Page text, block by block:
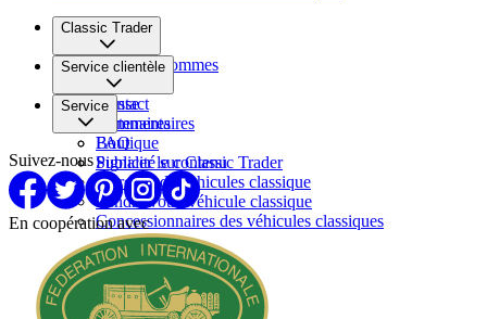
Classic Trader
Qui nous sommes
Carrière
Presse
Partenaires
Service clientèle
Contact
Commentaires
FAQ
Signaler le contenu
Service
Boutique
Publicité sur Classic Trader
Marques de vehicules classique
Vendre votre véhicule classique
Concessionnaires des véhicules classiques
Suivez-nous
En coopération avec